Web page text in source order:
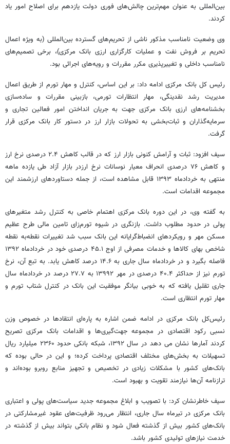
بین‌المللی به عنوان مهم‌ترین چالش‌های فوری دولت یازدهم برای اصلاح امور یاد
کردند.
وی وضعیت نامناسب مذکور ناشی از تحریم‌های گسترده بین‌المللی (به ویژه اعمال
تحریم‌ بر فروش نفت و عملیات کارگزاری ارزی بانک مرکزی)‌، برخی تصمیم‌های
نامناسب داخلی و تغییرپذیری مکرر مقررات و رویه‌های اجرائی بود.
رئیس کل بانک مرکزی ادامه داد: بر این اساس، کنترل و مهار تورم از طریق اعمال
مدیریت رشد نقدینگی،‌ مهار انتظارات تورمی،‌ ‌بازبینی مقررات و ساده‌سازی
بخشنامه‌های ارزی بانک مرکزی جهت به جریان انداختن امور فعالین تجاری و
سرمایه‌گذاران و ثبات‌بخشی به تحولات بازار ارز در دستور کار بانک مرکزی قرار
گرفت.
سیف افزود: ثبات و آرامش کنونی بازار ارز که در قالب کاهش ۲.۴ درصدی نرخ ارز
و کاهش ۷۶ درصدی انحراف معیار نوسانات نرخ ارزدر بازار آزاد طی یازده ماهه
منتهی به خردادماه ۱۳۹۳ قابل مشاهده است،‌ از جمله دستاوردهای ارزشمند این
مجموعه اقدامات است.
به گفته وی، در این دوره بانک مرکزی اهتمام خاصی به کنترل رشد متغیرهای
پولی در حدود مطلوب داشت. بازنگری در شیوه تورم‌زای تامین مالی طرح عظیم
مسکن مهر و رویکردهای انضباط‌گرایانه این بانک سبب شد تغییرات نقطه‌به نقطه‌
شاخص بهای کالاها و خدمات مصرفی از اوج ۴۵.۱ درصدی خود در خردادماه ۱۳۹۲
فاصله بگیرد و در خردادماه سال جاری به ۱۴.۶ درصد کاهش یابد. به تبع آن، نرخ
تورم نیز از حداکثر ۴۰.۴ درصدی در مهر ۱۳۹۹۲ به ۲۷.۷ درصد در خردادماه سال
جاری تقلیل یافته که به خوبی بیانگر موفقیت این بانک در کنترل شتاب تورم و
مهار تورم انتظاری است.
رئیس‌کل بانک مرکزی در ادامه ضمن اشاره به پاره‌ای انتقادها در خصوص وزن
نسبی رکود اقتصادی در مجموعه جهت‌گیری‌ها و اقدامات بانک مرکزی تصریح
کردند آمارها نشان می دهد در سال ۱۳۹۲، شبکه بانکی حدود ۲۳۶۰ میلیارد ریال
تسهیلات به بخش‌های مختلف اقتصادی پرداخت کرده‌؛ و این در حالی بوده که
بانک‌های کشور با مشکلات زیادی در تخصیص و تجهیز منابع روبرو بوده‌اند و
ترازنامه آن‌ها نیازمند تقویت و بهبود است.
سیف خاطرنشان کرد: با تصویب و ابلاغ مجموعه جدید سیاست‌های پولی و اعتباری
بانک مرکزی در تیرماه سال جاری، انتظار می‌رود ظرفیت‌های عقود غیرمشارکتی در
بانک‌های کشور بیش از گذشته فعال شود و نظام بانکی بتواند بیش از گذشته در
خدمت نیازهای تولیدی کشور باشد.